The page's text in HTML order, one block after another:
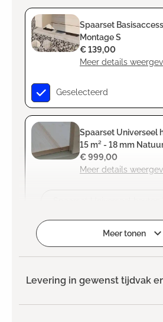
Spaarset
Montage S
Meer details
€ 139,00
Geselecteerd
Spaarset Universeel
15 m² - 18 mm
Meer details
€ 999,00
Meer tonen
Levering in gewenst tijdvak